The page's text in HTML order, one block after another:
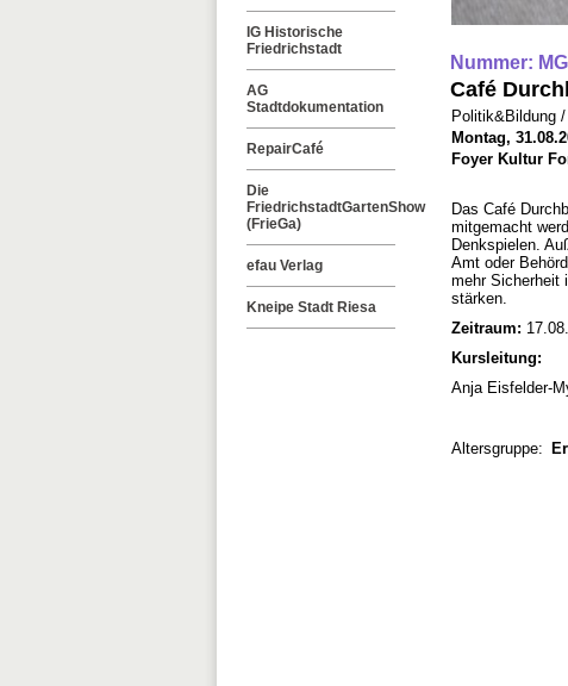
Nummer:
Café
Politik&Bildung
Montag,
Foyer Kultur
Das Café
mitgemacht
Denkspielen.
Amt oder
mehr Sicherheit
stärken.
Zeitraum:
Kursleitung:
Anja Eisfelder-
Altersgruppe:
IG Historische
Friedrichstadt
AG
Stadtdokumentation
RepairCafé
Die
FriedrichstadtGartenShow
(FrieGa)
efau Verlag
Kneipe Stadt Riesa